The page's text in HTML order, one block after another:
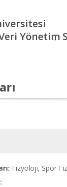
Yönetim
Fizyoloji, Spor